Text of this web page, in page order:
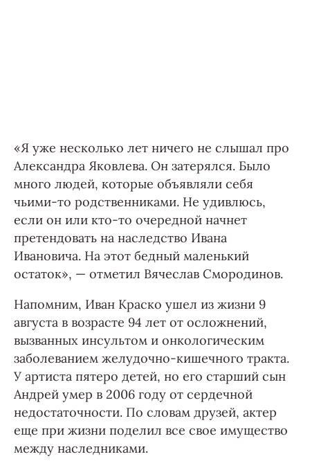
«Я уже несколько лет ничего не слышал про
Александра Яковлева. Он затерялся. Было
много людей, которые объявляли себя
чьими-то родственниками. Не удивлюсь,
если он или кто-то очередной начнет
претендовать на наследство Ивана
Ивановича. На этот бедный маленький
остаток», — отметил Вячеслав Смородинов.
Напомним, Иван Краско ушел из жизни 9
августа в возрасте 94 лет от осложнений,
вызванных инсультом и онкологическим
заболеванием желудочно-кишечного тракта.
У артиста пятеро детей, но его старший сын
Андрей умер в 2006 году от сердечной
недостаточности. По словам друзей, актер
еще при жизни поделил все свое имущество
между наследниками.